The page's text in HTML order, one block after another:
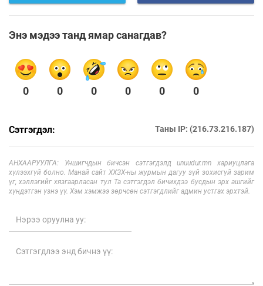
Энэ мэдээ танд ямар санагдав?
0 0 0 0 0 0
Сэтгэгдэл: Таны IP: (216.73.216.187)
АНХААРУУЛГА: Уншигчдын бичсэн сэтгэгдэлд unuudur.mn хариуцлага
хүлээхгүй болно. Манай сайт ХХЗХ-ны журмын дагуу зүй зохисгүй зарим
үг, хэллэгийг хязгаарласан тул Та сэтгэгдэл бичихдээ бусдын эрх ашгийг
хүндэтгэн үзнэ үү. Хэм хэмжээ зөрчсөн сэтгэгдлийг админ устгах эрхтэй.